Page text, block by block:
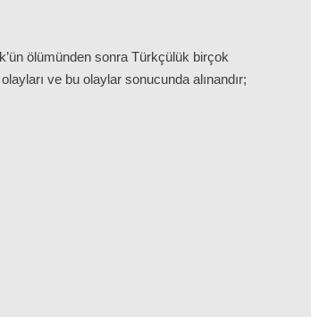
ölümünden sonra Türkçülük birçok
ve bu olaylar sonucunda alınandır;